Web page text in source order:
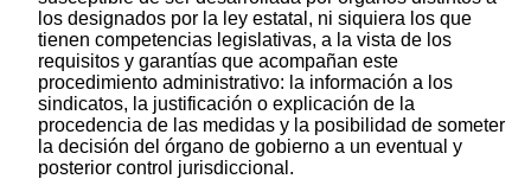
los designados por la ley estatal, ni siquiera los que
tienen competencias legislativas, a la vista de los
requisitos y garantías que acompañan este
procedimiento administrativo: la información a los
sindicatos, la justificación o explicación de la
procedencia de las medidas y la posibilidad de someter
la decisión del órgano de gobierno a un eventual y
posterior control jurisdiccional.